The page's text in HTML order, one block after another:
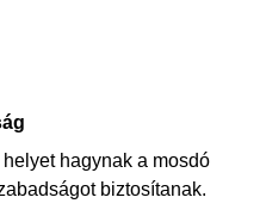
hagynak a mosdó
biztosítanak.